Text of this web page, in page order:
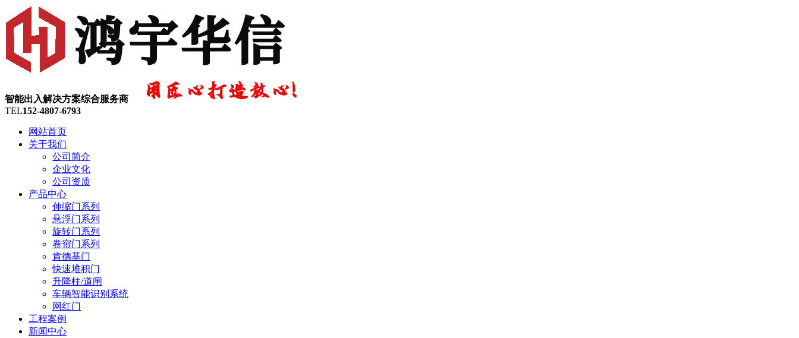
智能出入解决方案综合服务商
TEL152-4807-6793
网站首页
关于我们
公司简介
企业文化
公司资质
产品中心
伸缩门系列
悬浮门系列
旋转门系列
卷帘门系列
肯德基门
快速堆积门
升降柱/道闸
车辆智能识别系统
网红门
工程案例
新闻中心